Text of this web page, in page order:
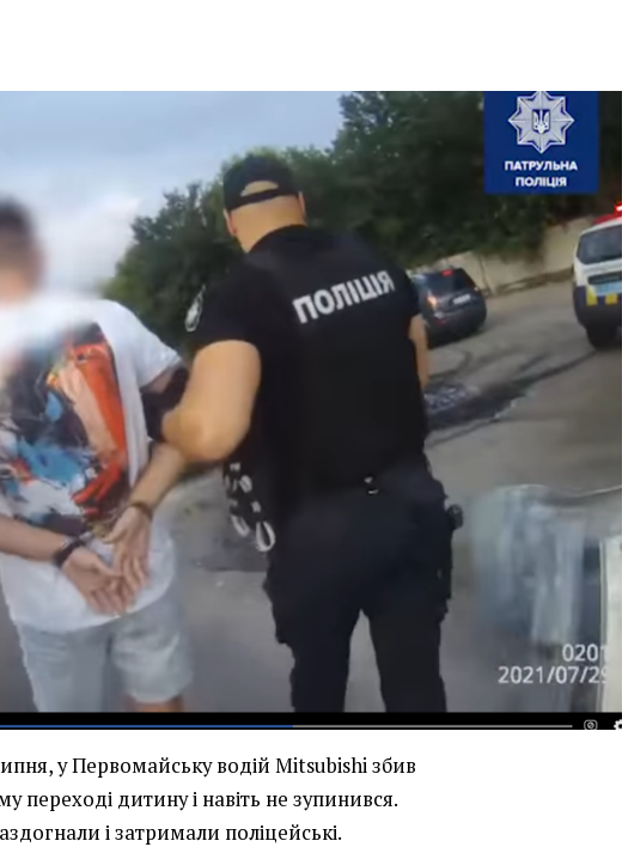
у Первомайську водій Mitsubishi збив
переході дитину і навіть не зупинився.
і затримали поліцейські.